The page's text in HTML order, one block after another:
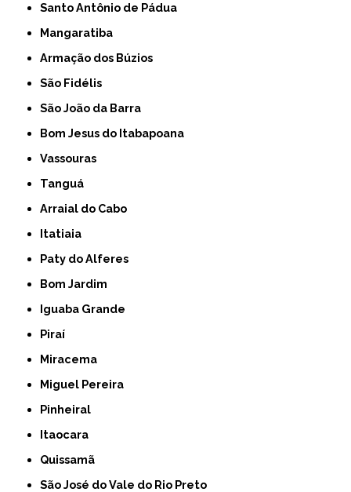
Santo Antônio de Pádua
Mangaratiba
Armação dos Búzios
São Fidélis
São João da Barra
Bom Jesus do Itabapoana
Vassouras
Tanguá
Arraial do Cabo
Itatiaia
Paty do Alferes
Bom Jardim
Iguaba Grande
Piraí
Miracema
Miguel Pereira
Pinheiral
Itaocara
Quissamã
São José do Vale do Rio Preto